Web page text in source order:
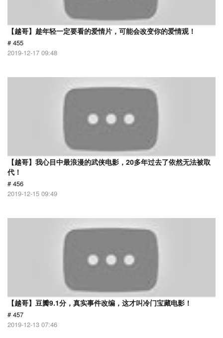
【越哥】趁年轻一定要看的爱情片，可能会改变你的爱情观！
# 455
2019-12-17 09:48
【越哥】我心目中最浪漫的武侠电影，20多年过去了依然无法被取
代！
# 456
2019-12-15 09:49
【越哥】豆瓣9.1分，真实事件改编，这才叫冷门宝藏电影！
# 457
2019-12-13 07:46